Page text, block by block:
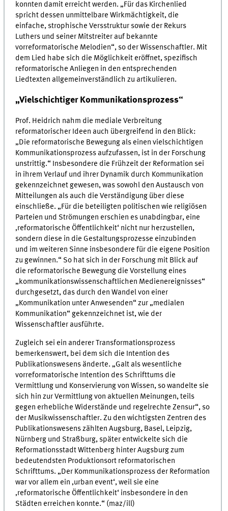
konnten damit erreicht werden. „Für das Kirchenlied
spricht dessen unmittelbare Wirkmächtigkeit, die
einfache, strophische Versstruktur sowie der Rekurs
Luthers und seiner Mitstreiter auf bekannte
vorreformatorische Melodien“, so der Wissenschaftler. Mit
dem Lied habe sich die Möglichkeit eröffnet, spezifisch
reformatorische Anliegen in den entsprechenden
Liedtexten allgemeinverständlich zu artikulieren.
„Vielschichtiger Kommunikationsprozess“
Prof. Heidrich nahm die mediale Verbreitung
reformatorischer Ideen auch übergreifend in den Blick:
„Die reformatorische Bewegung als einen vielschichtigen
Kommunikationsprozess aufzufassen, ist in der Forschung
unstrittig.“ Insbesondere die Frühzeit der Reformation sei
in ihrem Verlauf und ihrer Dynamik durch Kommunikation
gekennzeichnet gewesen, was sowohl den Austausch von
Mitteilungen als auch die Verständigung über diese
einschließe. „Für die beteiligten politischen wie religiösen
Parteien und Strömungen erschien es unabdingbar, eine
‚reformatorische Öffentlichkeit‘ nicht nur herzustellen,
sondern diese in die Gestaltungsprozesse einzubinden
und im weiteren Sinne insbesondere für die eigene Position
zu gewinnen.“ So hat sich in der Forschung mit Blick auf
die reformatorische Bewegung die Vorstellung eines
„kommunikationswissenschaftlichen Medienereignisses“
durchgesetzt, das durch den Wandel von einer
„Kommunikation unter Anwesenden“ zur „medialen
Kommunikation“ gekennzeichnet ist, wie der
Wissenschaftler ausführte.
Zugleich sei ein anderer Transformationsprozess
bemerkenswert, bei dem sich die Intention des
Publikationswesens änderte. „Galt als wesentliche
vorreformatorische Intention des Schrifttums die
Vermittlung und Konservierung von Wissen, so wandelte sie
sich hin zur Vermittlung von aktuellen Meinungen, teils
gegen erhebliche Widerstände und regelrechte Zensur“, so
der Musikwissenschaftler. Zu den wichtigsten Zentren des
Publikationswesens zählten Augsburg, Basel, Leipzig,
Nürnberg und Straßburg, später entwickelte sich die
Reformationsstadt Wittenberg hinter Augsburg zum
bedeutendsten Produktionsort reformatorischen
Schrifttums. „Der Kommunikationsprozess der Reformation
war vor allem ein ‚urban event‘, weil sie eine
‚reformatorische Öffentlichkeit‘ insbesondere in den
Städten erreichen konnte.“ (maz/ill)